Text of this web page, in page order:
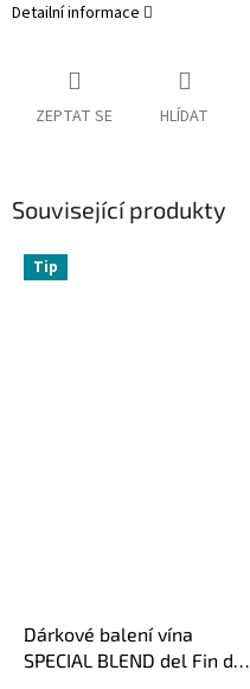
Detailní informace
ZEPTAT SE HLÍDAT
Související produkty
Tip
Dárkové balení vína
SPECIAL BLEND del Fin del